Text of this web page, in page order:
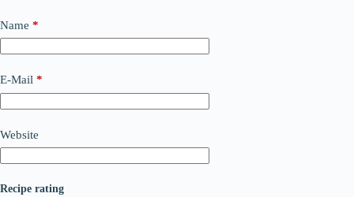
Name *
E-Mail *
Website
Recipe rating